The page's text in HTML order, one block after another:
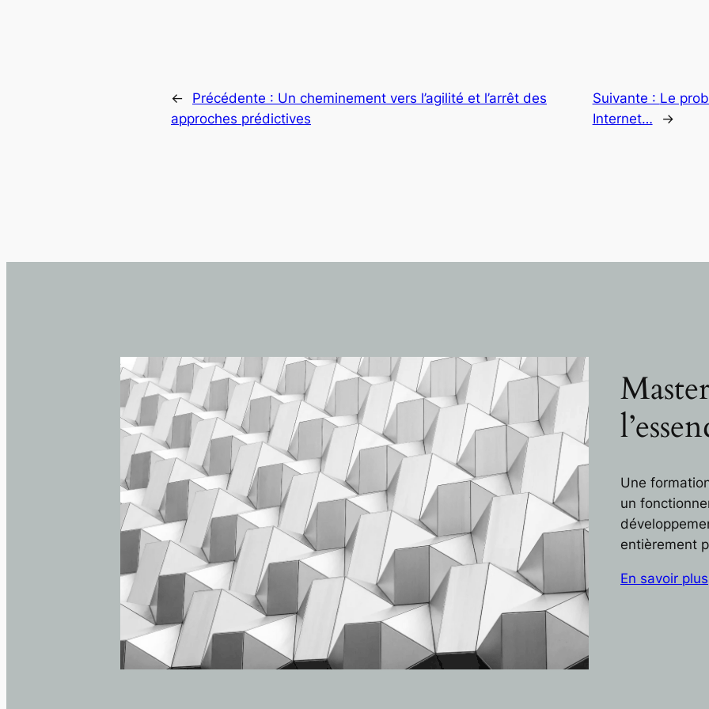
← Précédente : Un cheminement vers l’agilité et l’arrêt des
approches prédictives
Suivante : Le
Internet…
→
Une
un
entièrement
En savoir plus